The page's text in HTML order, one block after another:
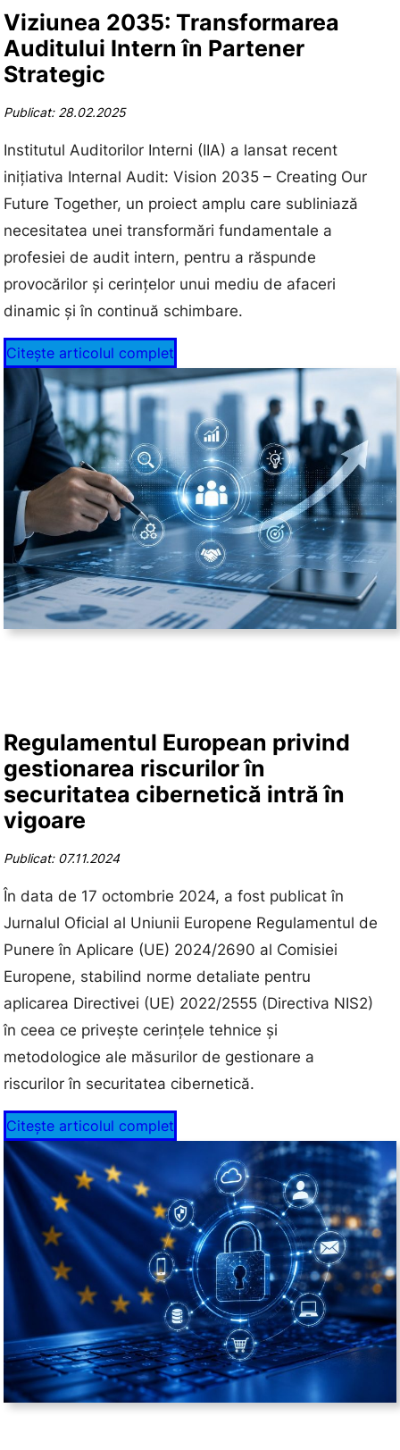
Viziunea 2035: Transformarea
Auditului Intern în Partener
Strategic
Publicat: 28.02.2025
Institutul Auditorilor Interni (IIA) a lansat recent
inițiativa Internal Audit: Vision 2035 – Creating Our
Future Together, un proiect amplu care subliniază
necesitatea unei transformări fundamentale a
profesiei de audit intern, pentru a răspunde
provocărilor și cerințelor unui mediu de afaceri
dinamic și în continuă schimbare.
Citește articolul complet
Regulamentul European privind
gestionarea riscurilor în
securitatea cibernetică intră în
vigoare
Publicat: 07.11.2024
În data de 17 octombrie 2024, a fost publicat în
Jurnalul Oficial al Uniunii Europene Regulamentul de
Punere în Aplicare (UE) 2024/2690 al Comisiei
Europene, stabilind norme detaliate pentru
aplicarea Directivei (UE) 2022/2555 (Directiva NIS2)
în ceea ce privește cerințele tehnice și
metodologice ale măsurilor de gestionare a
riscurilor în securitatea cibernetică.
Citește articolul complet